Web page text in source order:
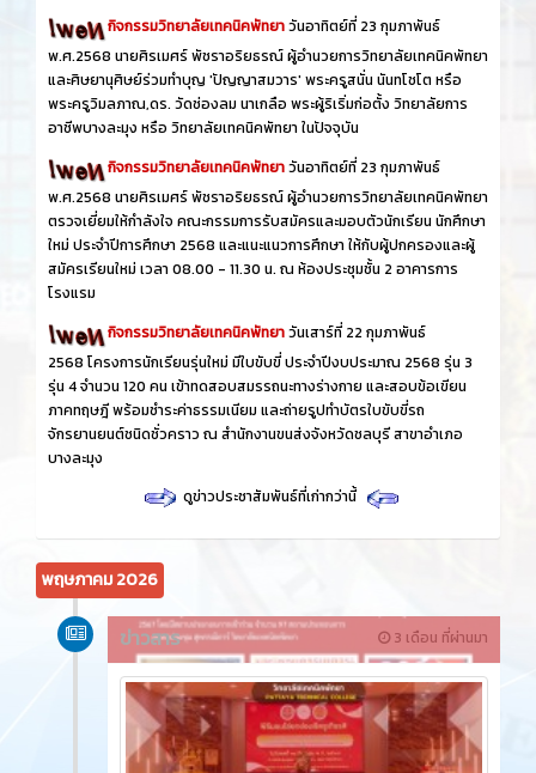
กิจกรรมวิทยาลัยเทคนิคพัทยาวันอาทิตย์ที่ 23 กุมภาพันธ์
พ.ศ.2568 นายศิรเมศร์ พัชราอริยธรณ์ ผู้อำนวยการวิทยาลัยเทคนิคพัทยา
และศิษยานุศิษย์ร่วมทำบุญ 'ปัญญาสมวาร' พระครูสนั่น นันทโชโต หรือ
พระครูวิมลภาณ,ดร. วัดช่องลม นาเกลือ พระผู้ริเริ่มก่อตั้ง วิทยาลัยการ
อาชีพบางละมุง หรือ วิทยาลัยเทคนิคพัทยา ในปัจจุบัน
กิจกรรมวิทยาลัยเทคนิคพัทยาวันอาทิตย์ที่ 23 กุมภาพันธ์
พ.ศ.2568 นายศิรเมศร์ พัชราอริยธรณ์ ผู้อำนวยการวิทยาลัยเทคนิคพัทยา
ตรวจเยี่ยมให้กำลังใจ คณะกรรมการรับสมัครและมอบตัวนักเรียน นักศึกษา
ใหม่ ประจำปีการศึกษา 2568 และแนะแนวการศึกษา ให้กับผู้ปกครองและผู้
สมัครเรียนใหม่ เวลา 08.00 - 11.30 น. ณ ห้องประชุมชั้น 2 อาคารการ
โรงแรม
กิจกรรมวิทยาลัยเทคนิคพัทยาวันเสาร์ที่ 22 กุมภาพันธ์
2568 โครงการนักเรียนรุ่นใหม่ มีใบขับขี่ ประจำปีงบประมาณ 2568 รุ่น 3
รุ่น 4 จำนวน 120 คน เข้าทดสอบสมรรถนะทางร่างกาย และสอบข้อเขียน
ภาคทฤษฎี พร้อมชำระค่าธรรมเนียม และถ่ายรูปทำบัตรใบขับขี่รถ
จักรยานยนต์ชนิดชั่วคราว ณ สำนักงานขนส่งจังหวัดชลบุรี สาขาอำเภอ
บางละมุง
ดูข่าวประชาสัมพันธ์ที่เก่ากว่านี้
พฤษภาคม 2026
3 เดือน ที่ผ่านมา
ข่าวสาร